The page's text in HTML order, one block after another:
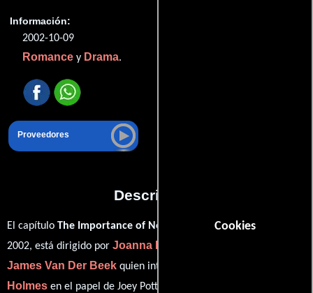
Cookies
Información:
2002-10-09
Romance y Drama.
Proveedores
Descripción
El capítulo The Importance of Not Being Too Earnestdel año
2002, está dirigido por Joanna Kerns
James Van Der Beek quien interpreta a Dawson Leery,
Holmes en el papel de Joey Potter,